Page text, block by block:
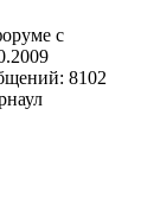
с
8102